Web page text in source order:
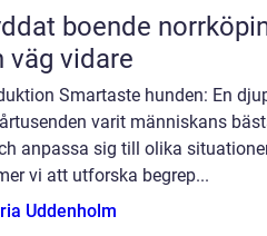
boende norrköping trygghet,
väg vidare
Smartaste hunden: En
varit människans
anpassa sig till olika
vi att utforska begrep...
Uddenholm